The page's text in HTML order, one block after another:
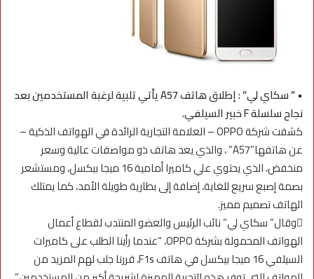
• ” سكاي لي” : إطلاق هاتف A57 يأتي تلبية لرغبة المستخدمين بعد
نجاح سلسلة F خبير السيلفي.
كشفت شركة OPPO – العلامة التجارية الرائدة في الهواتف الذكية –
عن هاتفها”A57” ، والذي يعد هاتف ذو مواصفات عالية وسعر
منخفض، الذي يحتوي علي كاميرا أمامية 16 ميجا بيكسل، ومستشعر
بصمة إصبع سريع للغاية، إضافة إلى بطارية طويلة الأمد، كما يمتلك
الهاتف تصميم مميز.
وقال” سكاي لي” نائب الرئيس والعضو المنتدب لقطاع أعمال
الهواتف المحمولة بشركة OPPO، “عندما رأينا الطلب على كاميرات
السيلفي 16 ميجا بيكسل في هاتف F1s، قررنا جلب لهم المزيد من